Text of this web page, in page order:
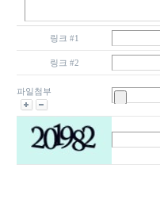
링크 #1
링크 #2
파일첨부